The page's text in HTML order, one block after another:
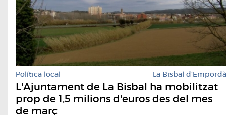
Política local La Bisbal d'Empordà
L'Ajuntament de La Bisbal ha mobilitzat
prop de 1,5 milions d'euros des del mes
de març